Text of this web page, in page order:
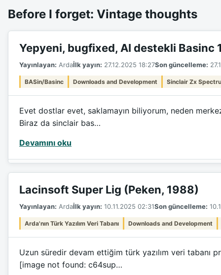
Before I forget: Vintage thoughts
Yepyeni, bugfixed, AI destekli Basinc
Yayınlayan: Ardaİlk yayın: 27.12.2025 18:27Son güncelleme:
BASin/Basinc Downloads and Development Sinclair Zx
Evet dostlar evet, saklamayın biliyorum, neden
Biraz da sinclair bas…
Devamını oku
Lacinsoft Super Lig (Peken, 1988)
Yayınlayan: Ardaİlk yayın: 10.11.2025 02:31Son güncelleme:
Arda'nın Türk Yazılım Veri Tabanı Downloads and Development
Uzun süredir devam ettiğim türk yazılım veri tabanı
[image not found: c64sup…